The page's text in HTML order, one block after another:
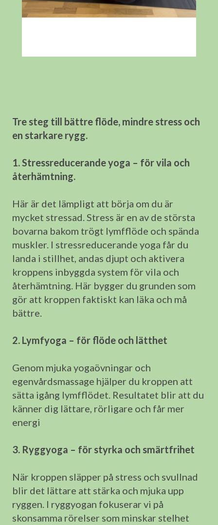
Tre steg till bättre flöde, mindre stress och
en starkare rygg.
1. Stressreducerande yoga – för vila och
återhämtning.
Här är det lämpligt att börja om du är
mycket stressad. Stress är en av de största
bovarna bakom trögt lymfflöde och spända
muskler. I stressreducerande yoga får du
landa i stillhet, andas djupt och aktivera
kroppens inbyggda system för vila och
återhämtning. Här bygger du grunden som
gör att kroppen faktiskt kan läka och må
bättre.
2. Lymfyoga – för flöde och lätthet
Genom mjuka yogaövningar och
egenvårdsmassage hjälper du kroppen att
sätta igång lymfflödet. Resultatet blir att du
känner dig lättare, rörligare och får mer
energi
3. Ryggyoga – för styrka och smärtfrihet
När kroppen släpper på stress och svullnad
blir det lättare att stärka och mjuka upp
ryggen. I ryggyogan fokuserar vi på
skonsamma rörelser som minskar stelhet